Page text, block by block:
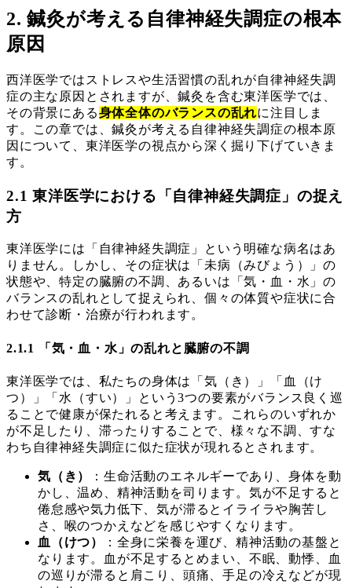
2. 鍼灸が考える自律神経失調症の根本
原因
西洋医学ではストレスや生活習慣の乱れが自律神経失調
症の主な原因とされますが、鍼灸を含む東洋医学では、
その背景にある身体全体のバランスの乱れに注目しま
す。この章では、鍼灸が考える自律神経失調症の根本原
因について、東洋医学の視点から深く掘り下げていきま
す。
2.1 東洋医学における「自律神経失調症」の捉え
方
東洋医学には「自律神経失調症」という明確な病名はあ
りません。しかし、その症状は「未病（みびょう）」の
状態や、特定の臓腑の不調、あるいは「気・血・水」の
バランスの乱れとして捉えられ、個々の体質や症状に合
わせて診断・治療が行われます。
2.1.1 「気・血・水」の乱れと臓腑の不調
東洋医学では、私たちの身体は「気（き）」「血（け
つ）」「水（すい）」という3つの要素がバランス良く巡
ることで健康が保たれると考えます。これらのいずれか
が不足したり、滞ったりすることで、様々な不調、すな
わち自律神経失調症に似た症状が現れるとされます。
気（き）
：生命活動のエネルギーであり、身体を動
かし、温め、精神活動を司ります。気が不足すると
倦怠感や気力低下、気が滞るとイライラや胸苦し
さ、喉のつかえなどを感じやすくなります。
血（けつ）
：全身に栄養を運び、精神活動の基盤と
なります。血が不足するとめまい、不眠、動悸、血
の巡りが滞ると肩こり、頭痛、手足の冷えなどが現